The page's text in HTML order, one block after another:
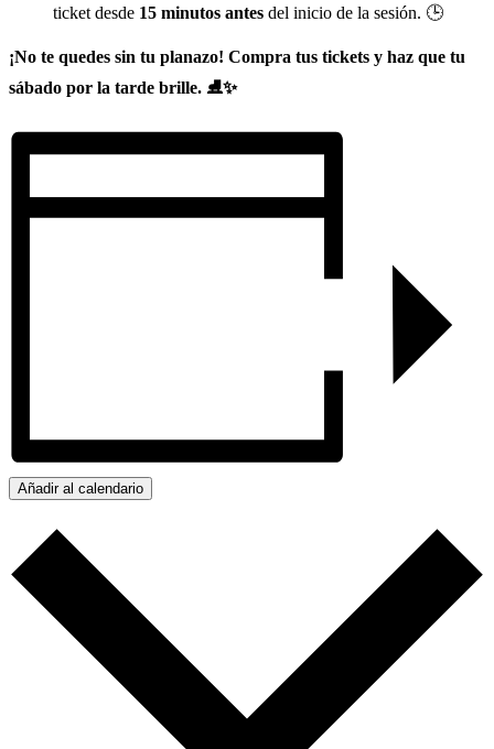
ticket desde 15 minutos antes del inicio de la sesión. 🕒
¡No te quedes sin tu planazo! Compra tus tickets y haz que tu
sábado por la tarde brille. ⛸️✨
Añadir al calendario